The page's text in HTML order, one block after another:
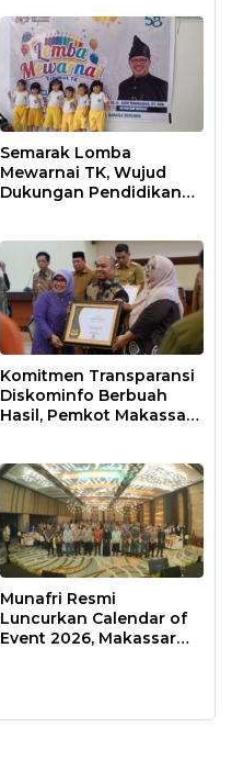
Semarak Lomba
Mewarnai TK, Wujud
Dukungan Pendidikan
Komitmen Transparansi
Diskominfo Berbuah
Hasil, Pemkot Makassar
Munafri Resmi
Luncurkan Calendar of
Event 2026, Makassar